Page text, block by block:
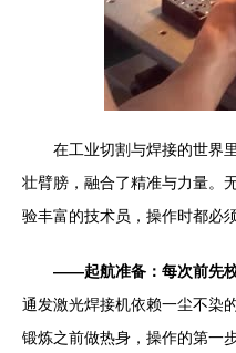
在工业切割与焊接的世界
壮臂膀，融合了精准与力量。
验丰富的技术员，操作时都必
——起航准备：每次前先
通发激光焊接机依赖一尘不染
锻炼之前做热身，操作的第一